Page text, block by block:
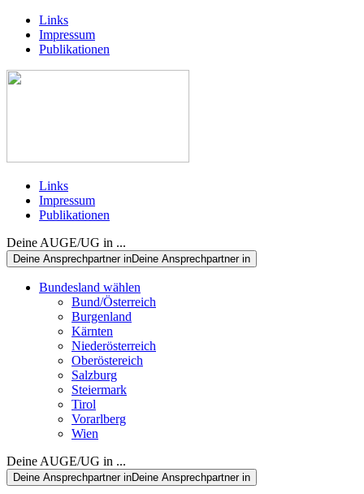
Links
Impressum
Publikationen
Links
Impressum
Publikationen
Deine AUGE/UG in ...
Deine Ansprechpartner inDeine Ansprechpartner in
Bundesland wählen
Bund/Österreich
Burgenland
Kärnten
Niederösterreich
Oberöstereich
Salzburg
Steiermark
Tirol
Vorarlberg
Wien
Deine AUGE/UG in ...
Deine Ansprechpartner inDeine Ansprechpartner in